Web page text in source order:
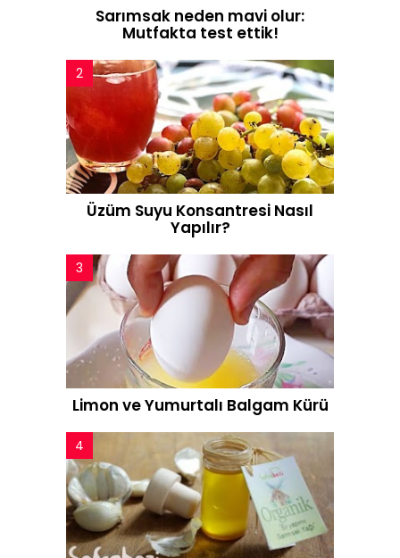
Sarımsak neden mavi olur:
Mutfakta test ettik!
Üzüm Suyu Konsantresi Nasıl
Yapılır?
Limon ve Yumurtalı Balgam Kürü